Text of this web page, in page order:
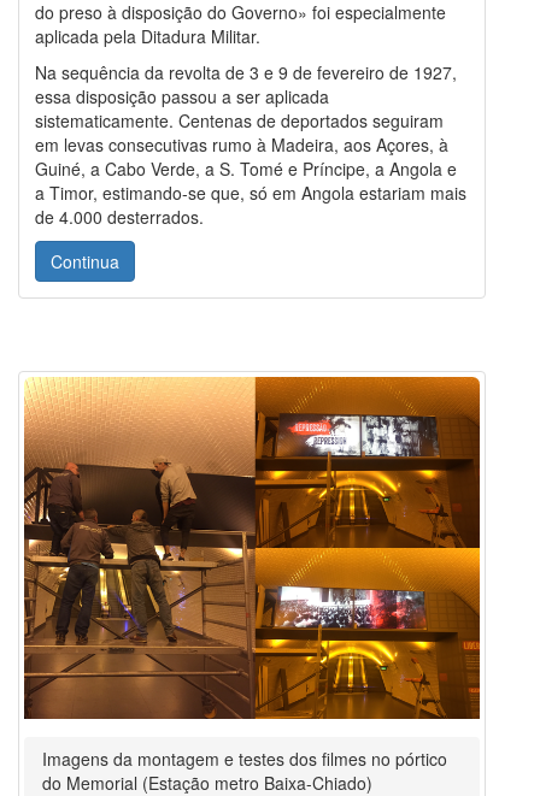
do preso à disposição do Governo» foi especialmente
aplicada pela Ditadura Militar.
Na sequência da revolta de 3 e 9 de fevereiro de 1927,
essa disposição passou a ser aplicada
sistematicamente. Centenas de deportados seguiram
em levas consecutivas rumo à Madeira, aos Açores, à
Guiné, a Cabo Verde, a S. Tomé e Príncipe, a Angola e
a Timor, estimando-se que, só em Angola estariam mais
de 4.000 desterrados.
Continua
Imagens da montagem e testes dos filmes no pórtico
do Memorial (Estação metro Baixa-Chiado)